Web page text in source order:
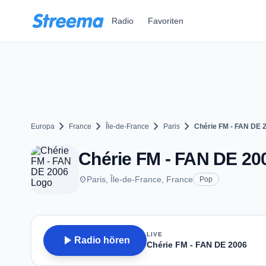
Radio Favoriten
Europa chevron_right France chevron_right Île-de-France chevron_right Paris chevron_right Chérie FM - FAN DE
Chérie FM - FAN DE
placeParis, Île-de-France, France Pop
play_arrow Radio hören
LIVE
Chérie FM - FAN DE 2006